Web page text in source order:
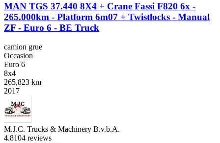
MAN TGS 37.440 8X4 + Crane Fassi F820 6x -
265.000km - Platform 6m07 + Twistlocks - Manual
ZF - Euro 6 - BE Truck
camion grue
Occasion
Euro 6
8x4
265,823 km
2017
M.J.C. Trucks & Machinery B.v.b.A.
4.8104 reviews